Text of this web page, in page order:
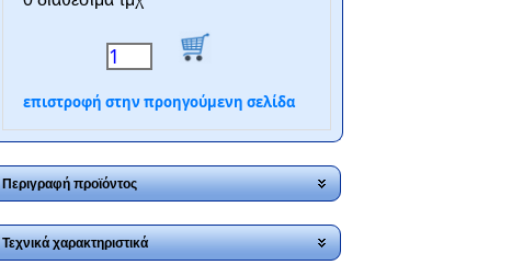
επιστροφή στην προηγούμενη σελίδα
Περιγραφή προϊόντος
Τεχνικά χαρακτηριστικά